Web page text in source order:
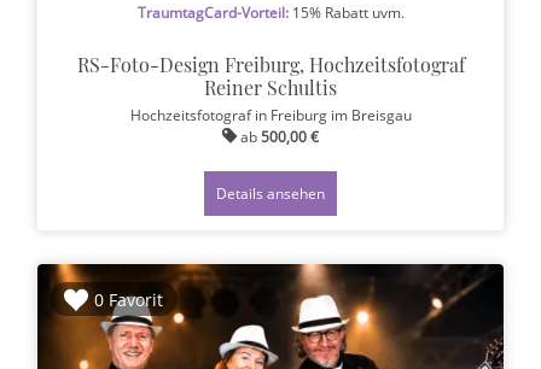
TraumtagCard-Vorteil:15% Rabatt uvm.
RS-Foto-Design Freiburg, Hochzeitsfotograf
Reiner Schultis
Hochzeitsfotografin Freiburg im Breisgau
ab500,00 €
Details ansehen
0 Favorit